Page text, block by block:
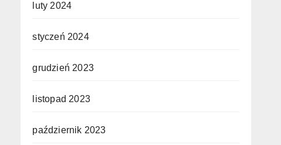
luty 2024
styczeń 2024
grudzień 2023
listopad 2023
październik 2023